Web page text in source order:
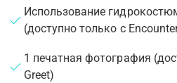
Использование
(доступно только с
1 печатная фотография
Greet)